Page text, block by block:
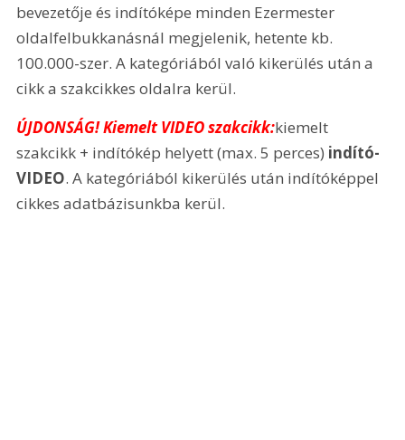
bevezetője és indítóképe minden Ezermester
oldalfelbukkanásnál megjelenik, hetente kb.
100.000-szer. A kategóriából való kikerülés után a
cikk a szakcikkes oldalra kerül.
ÚJDONSÁG! Kiemelt VIDEO szakcikk:kiemelt
szakcikk + indítókép helyett (max. 5 perces) indító-
VIDEO. A kategóriából kikerülés után indítóképpel
cikkes adatbázisunkba kerül.